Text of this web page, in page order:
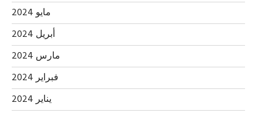
مايو 2024
أبريل 2024
مارس 2024
فبراير 2024
يناير 2024